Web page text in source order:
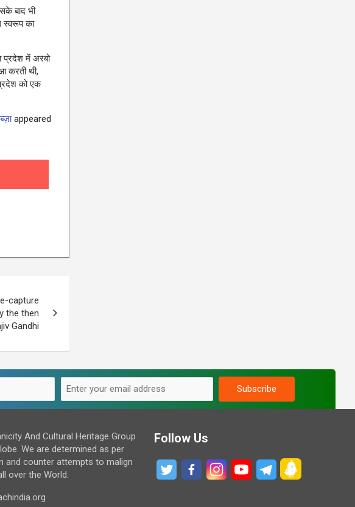
बाद भी
स्वरूप का
प्रदेश में अरबो
करती थी,
को एक
appeared
capture
the then
Gandhi
And Cultural Heritage Group
We are determined as per
and counter attempts to malign
over the World.
Follow Us